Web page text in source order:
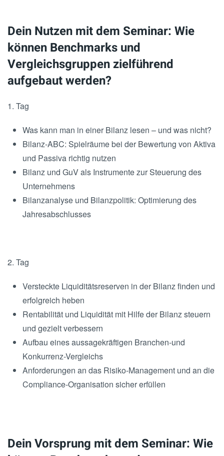
Dein Nutzen mit dem Seminar: Wie
können Benchmarks und
Vergleichsgruppen zielführend
aufgebaut werden?
1. Tag
Was kann man in einer Bilanz lesen – und was nicht?
Bilanz-ABC: Spielräume bei der Bewertung von Aktiva
und Passiva richtig nutzen
Bilanz und GuV als Instrumente zur Steuerung des
Unternehmens
Bilanzanalyse und Bilanzpolitik: Optimierung des
Jahresabschlusses
2. Tag
Versteckte Liquiditätsreserven in der Bilanz finden und
erfolgreich heben
Rentabilität und Liquidität mit Hilfe der Bilanz steuern
und gezielt verbessern
Aufbau eines aussagekräftigen Branchen-und
Konkurrenz-Vergleichs
Anforderungen an das Risiko-Management und an die
Compliance-Organisation sicher erfüllen
Dein Vorsprung mit dem Seminar: Wie